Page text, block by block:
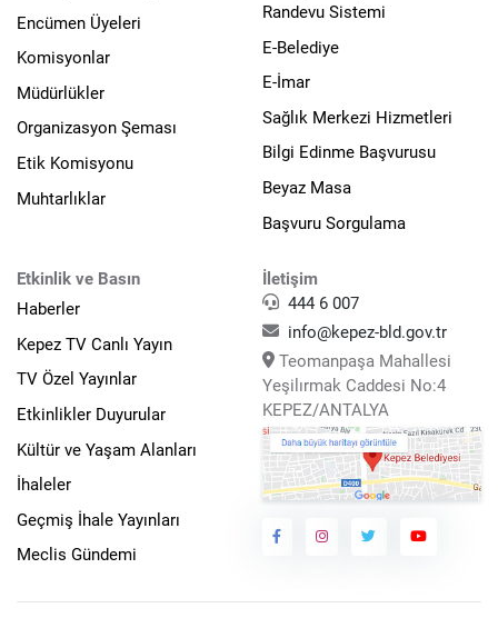
Encümen Üyeleri
Komisyonlar
Müdürlükler
Organizasyon Şeması
Etik Komisyonu
Muhtarlıklar
Randevu Sistemi
E-Belediye
E-İmar
Sağlık Merkezi Hizmetleri
Bilgi Edinme Başvurusu
Beyaz Masa
Başvuru Sorgulama
Etkinlik ve Basın
Haberler
Kepez TV Canlı Yayın
TV Özel Yayınlar
Etkinlikler Duyurular
Kültür ve Yaşam Alanları
İhaleler
Geçmiş İhale Yayınları
Meclis Gündemi
İletişim
444 6 007
info@kepez-bld.gov.tr
Teomanpaşa Mahallesi
Yeşilırmak Caddesi No:4
KEPEZ/ANTALYA